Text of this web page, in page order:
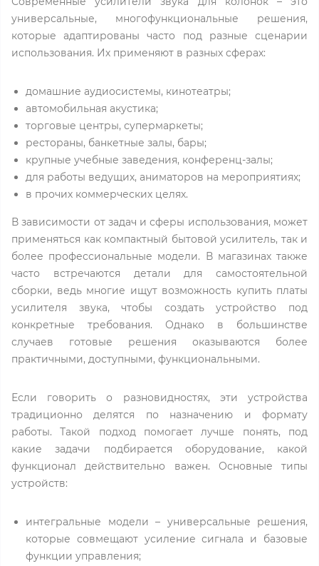
универсальные, многофункциональные решения,
которые адаптированы часто под разные сценарии
использования. Их применяют в разных сферах:
домашние аудиосистемы, кинотеатры;
автомобильная акустика;
торговые центры, супермаркеты;
рестораны, банкетные залы, бары;
крупные учебные заведения, конференц-залы;
для работы ведущих, аниматоров на мероприятиях;
в прочих коммерческих целях.
В зависимости от задач и сферы использования, может
применяться как компактный бытовой усилитель, так и
более профессиональные модели. В магазинах также
часто встречаются детали для самостоятельной
сборки, ведь многие ищут возможность купить платы
усилителя звука, чтобы создать устройство под
конкретные требования. Однако в большинстве
случаев готовые решения оказываются более
практичными, доступными, функциональными.
Если говорить о разновидностях, эти устройства
традиционно делятся по назначению и формату
работы. Такой подход помогает лучше понять, под
какие задачи подбирается оборудование, какой
функционал действительно важен. Основные типы
устройств:
интегральные модели – универсальные решения,
которые совмещают усиление сигнала и базовые
функции управления;